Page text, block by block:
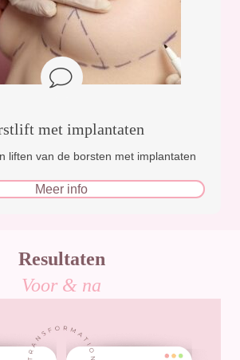
met implantaten
liften van de borsten met implantaten
Meer info
Resultaten
Voor & na